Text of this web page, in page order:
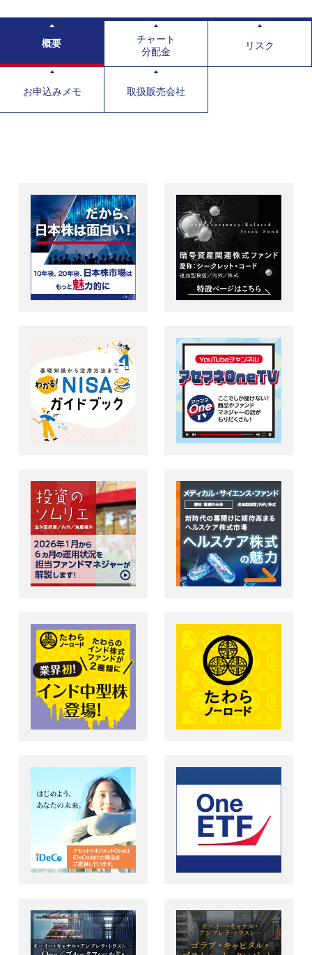
概要
チャート
分配金
リスク
お申込みメモ 取扱販売会社